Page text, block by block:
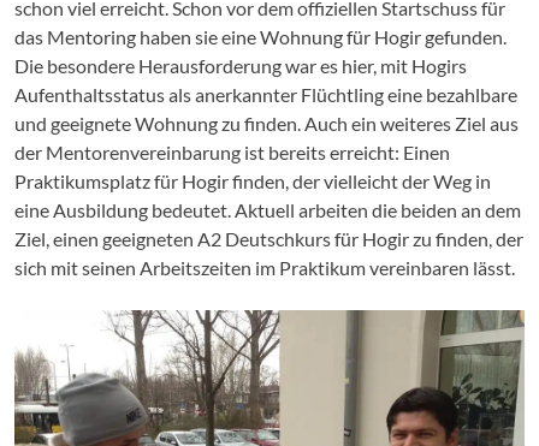
schon viel erreicht. Schon vor dem offiziellen Startschuss für
das Mentoring haben sie eine Wohnung für Hogir gefunden.
Die besondere Herausforderung war es hier, mit Hogirs
Aufenthaltsstatus als anerkannter Flüchtling eine bezahlbare
und geeignete Wohnung zu finden. Auch ein weiteres Ziel aus
der Mentorenvereinbarung ist bereits erreicht: Einen
Praktikumsplatz für Hogir finden, der vielleicht der Weg in
eine Ausbildung bedeutet. Aktuell arbeiten die beiden an dem
Ziel, einen geeigneten A2 Deutschkurs für Hogir zu finden, der
sich mit seinen Arbeitszeiten im Praktikum vereinbaren lässt.